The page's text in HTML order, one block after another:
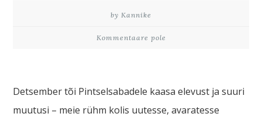
by Kannike
Kommentaare pole
Detsember tõi Pintselsabadele kaasa elevust ja suuri
muutusi – meie rühm kolis uutesse, avaratesse